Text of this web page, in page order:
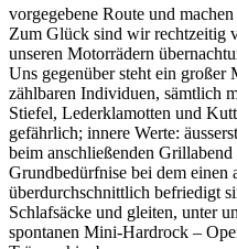
vorgegebene Route und
Zum Glück sind wir rechtzeitig
unseren Motorrädern
Uns gegenüber steht ein großer
zählbaren Individuen, sämtlich
Stiefel, Lederklamotten und
gefährlich; innere Werte:
beim anschließenden
Grundbedürfnise bei dem einen
überdurchschnittlich befriedigt
Schlafsäcke und gleiten, unter
spontanen Mini-Hardrock –